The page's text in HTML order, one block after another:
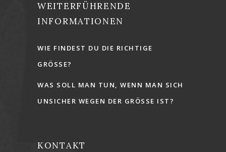
WEITERFÜHRENDE
INFORMATIONEN
WIE FINDEST DU DIE RICHTIGE
GRÖSSE?
WAS SOLL MAN TUN, WENN MAN SICH
UNSICHER WEGEN DER GRÖSSE IST?
KONTAKT